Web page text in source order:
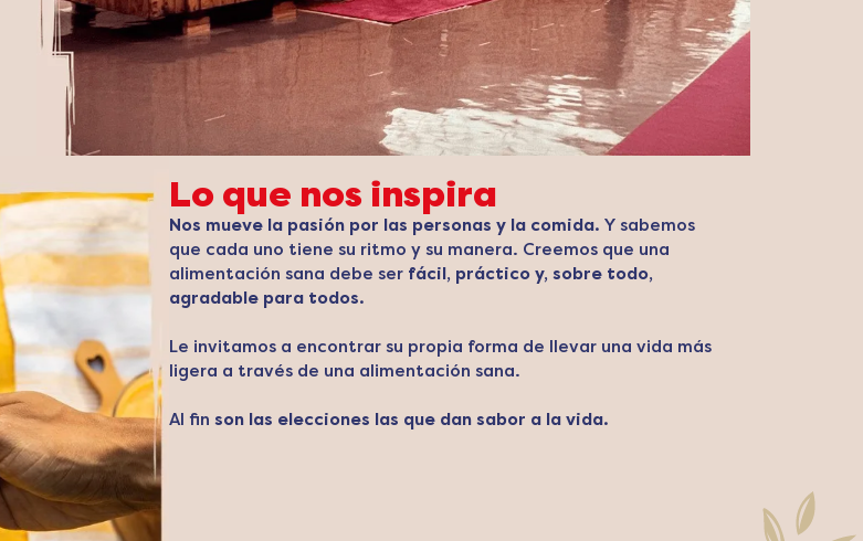
Lo que nos inspira
Nos mueve la pasión por las personas y la comida. Y sabemos
que cada uno tiene su ritmo y su manera. Creemos que una
alimentación sana debe ser fácil, práctico y, sobre todo,
agradable para todos.
Le invitamos a encontrar su propia forma de llevar una vida más
ligera a través de una alimentación sana.
Al fin son las elecciones las que dan sabor a la vida.